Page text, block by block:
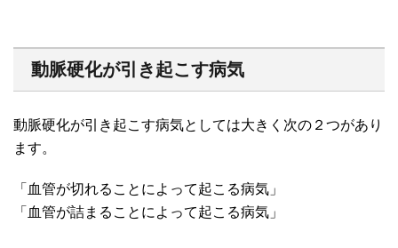
動脈硬化が引き起こす病気
動脈硬化が引き起こす病気としては大きく次の２つがあり
ます。
「血管が切れることによって起こる病気」
「血管が詰まることによって起こる病気」